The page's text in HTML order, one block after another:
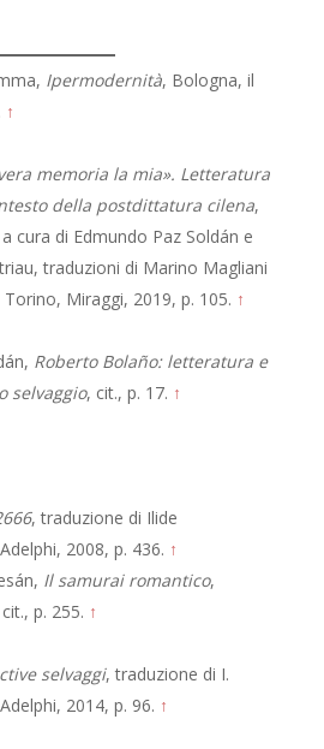
Ipermodernità, Bologna, il
↑
memoria la mia». Letteratura
della postdittatura cilena,
cura di Edmundo Paz Soldán e
traduzioni di Marino Magliani
Miraggi, 2019, p. 105. ↑
Roberto Bolaño: letteratura e
selvaggio, cit., p. 17. ↑
, traduzione di Ilide
2008, p. 436. ↑
Il samurai romantico,
p. 255. ↑
selvaggi, traduzione di I.
2014, p. 96. ↑